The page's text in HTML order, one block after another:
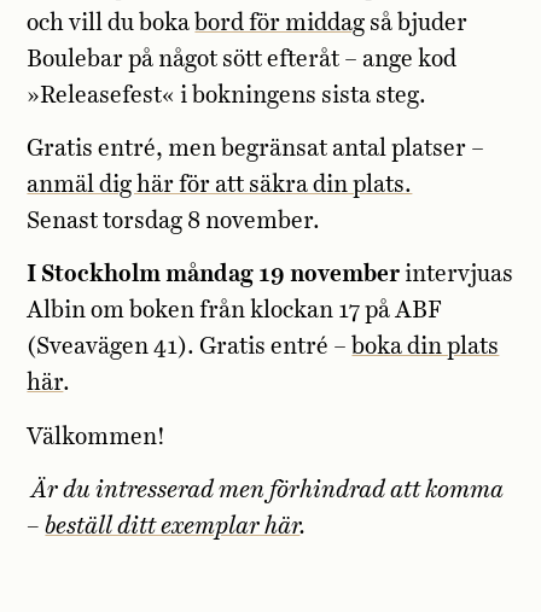
och vill du boka bord för middag så bjuder
Boulebar på något sött efteråt – ange kod
»Releasefest« i bokningens sista steg.
Gratis entré, men begränsat antal platser –
anmäl dig här för att säkra din plats.
Senast torsdag 8 november.
I Stockholm måndag 19 november intervjuas
Albin om boken från klockan 17 på ABF
(Sveavägen 41). Gratis entré – boka din plats
här.
Välkommen!
Är du intresserad men förhindrad att komma
–beställ ditt exemplar här.